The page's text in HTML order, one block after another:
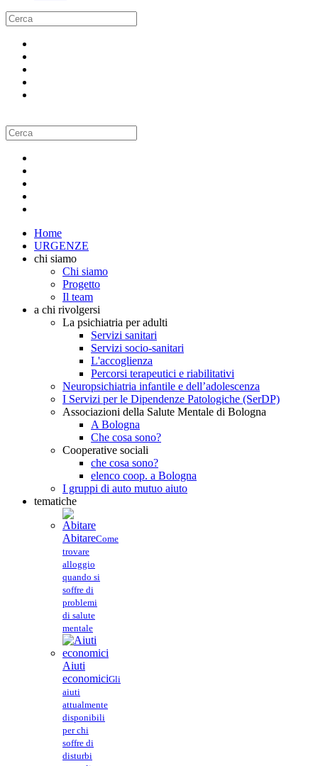
Home
URGENZE
chi siamo
Chi siamo
Progetto
Il team
a chi rivolgersi
La psichiatria per adulti
Servizi sanitari
Servizi socio-sanitari
L'accoglienza
Percorsi terapeutici e riabilitativi
Neuropsichiatria infantile e dell’adolescenza
I Servizi per le Dipendenze Patologiche (SerDP)
Associazioni della Salute Mentale di Bologna
A Bologna
Che cosa sono?
Cooperative sociali
che cosa sono?
elenco coop. a Bologna
I gruppi di auto mutuo aiuto
tematiche
AbitareCome
trovare
alloggio
quando si
soffre di
problemi
di salute
mentale
Aiuti
economiciGli
aiuti
attualmente
disponibili
per chi
soffre di
disturbi